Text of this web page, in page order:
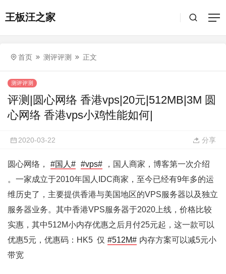
王板汪之家
首页 测评评测 正文
测评评测
评测|圆心网络 香港vps|20元|512MB|3M 圆
心网络 香港vps小鸡性能如何|
2020-03-22 分享
圆心网络， #国人# #vps#
，国人商家，博客第一次介绍
。一家成立于2010年国人IDC商家，至今已经有9年多的运
维历史了，主要提供香港与美国地区的VPS服务器以及独立
服务器业务。其中香港VPS服务器于2020上线，价格比较
实惠，其中512M小内存优惠之后月付25元起，这一款可以
优惠5元，优惠码：HK5 仅 #512M# 内存方案可以减5元小
带宽